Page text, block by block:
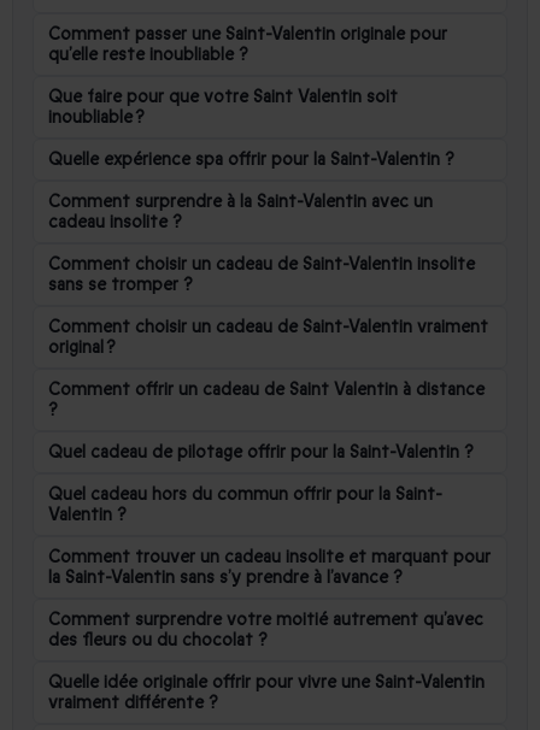
Comment passer une Saint-Valentin originale pour
qu’elle reste inoubliable ?
Que faire pour que votre Saint Valentin soit
inoubliable ?
Quelle expérience spa offrir pour la Saint-Valentin ?
Comment surprendre à la Saint-Valentin avec un
cadeau insolite ?
Comment choisir un cadeau de Saint-Valentin insolite
sans se tromper ?
Comment choisir un cadeau de Saint-Valentin vraiment
original ?
Comment offrir un cadeau de Saint Valentin à distance
?
Quel cadeau de pilotage offrir pour la Saint-Valentin ?
Quel cadeau hors du commun offrir pour la Saint-
Valentin ?
Comment trouver un cadeau insolite et marquant pour
la Saint-Valentin sans s’y prendre à l’avance ?
Comment surprendre votre moitié autrement qu’avec
des fleurs ou du chocolat ?
Quelle idée originale offrir pour vivre une Saint-Valentin
vraiment différente ?